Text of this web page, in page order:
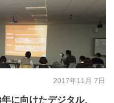
2017年11月 7日
に向けたデジタル、